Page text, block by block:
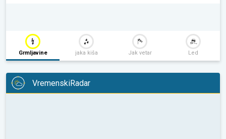
Grmljavine jaka kiša Jak vetar Led
VremenskiRadar